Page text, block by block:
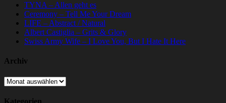
TYNA – Allen geht es
Ceremony – Tell Me Your Dream
LIFE – Abstract / Natural
Albert Castiglia – Grits & Glory
Swiss Army Wife – I Love You, But I Hate It Here
Archiv
Archiv
Kategorien